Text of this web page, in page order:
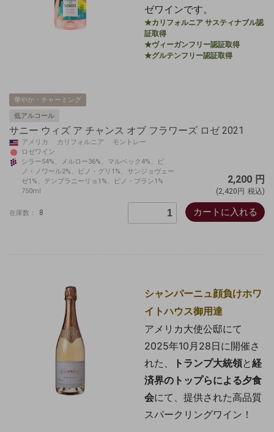
ゼワインです。
★カリフォルニア サスティナブル認
証取得
★ヴィーガンフリー認証取得
★グルテンフリー認証取得
華やか・チャーミング
低アルコール
サニー ウィズ ア チャンス オブ フラワーズ ロゼ 2021
アメリカ カリフォルニア モントレー
ロゼワイン
シラー54%、メルロー36%、マルベック4%、ピ
ノ・ノワール2%、ピノ・グリ1%、サンジョヴェー
ゼ1%、テンプラニーリョ1%、ピノ・ブラン1%
750ml
2,200 円
(2,420円 税込)
在庫数： 8 カートに入れる
シャンパーニュ顔負けホワ
イトハウス御用達
アメリカ大使公邸にて
2025年10月28日に開催さ
れた、
トランプ大統領と経
済界のトップらによる夕食
会にて、提供された高品質
スパークリングワイン！